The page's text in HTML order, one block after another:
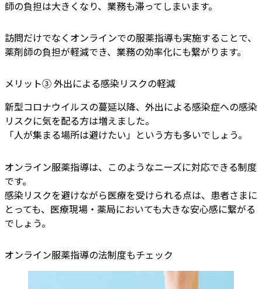
師の負担は大きくなり、業務も滞ってしまいます。
訪問だけでなくオンラインでの服薬指導も実施することで、
薬剤師の負担が軽減でき、業務の効率化にも繋がります。
メリット③ 外出による感染リスクの軽減
新型コロナウイルスの蔓延以降、外出による感染症への感染
リスクに気を配る方は増えました。
「人が集まる場所は避けたい」という方も多いでしょう。
オンライン服薬指導は、このようなニーズに対応できる制度
です。
感染リスクを避けながら医療を受けられる点は、患者さまに
とっても、医療現場・薬局においても大きな安心感に繋がる
でしょう。
オンライン服薬指導の法制度もチェック